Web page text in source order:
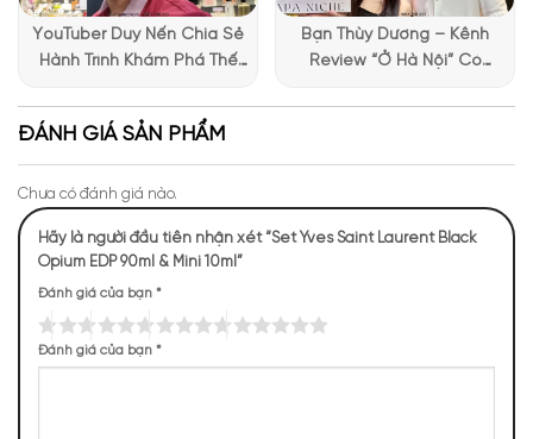
tuyết tùng mang đến sự sâu lắng, quyến rũ không thể cưỡng
Hương đầu: Hạt tiêu hồng, Hoa cam, Quả lê
Hương giữa: Cà phê, Hoa nhài, Hạnh nhân, Cam thảo
Cashmere
YouTuber Duy Nến Chia Sẻ
Hành Trình Khám Phá Thế
Bạn Thùy Dương – Kênh
Review “Ở Hà Nội” Có
ĐÁNH GIÁ SẢN PHẨM
Chưa có đánh giá nào.
Hãy là người đầu tiên nhận xét “Set Yves Saint Laurent Black
Opium EDP 90ml & Mini 10ml”
Đánh giá của bạn *
Đánh giá của bạn *